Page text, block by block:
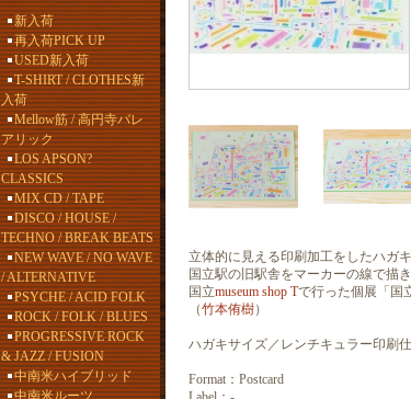
新入荷
再入荷PICK UP
USED新入荷
T-SHIRT / CLOTHES新
入荷
Mellow筋 / 高円寺バレ
アリック
LOS APSON?
CLASSICS
MIX CD / TAPE
DISCO / HOUSE /
TECHNO / BREAK BEATS
NEW WAVE / NO WAVE
/ ALTERNATIVE
PSYCHE / ACID FOLK
ROCK / FOLK / BLUES
PROGRESSIVE ROCK
& JAZZ / FUSION
中南米ハイブリッド
中南米ルーツ
立体的に見える印刷加工をしたハガ
国立駅の旧駅舎をマーカーの線で描き
国立museum shop Tで行った個展「国
（竹本侑樹）
ハガキサイズ／レンチキュラー印刷
Format：Postcard